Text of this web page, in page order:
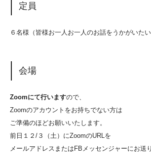
定員
６名様（皆様お一人お一人のお話をうかがいたい
会場
Zoomにて行いますので、
Zoomのアカウントをお持ちでない方は
ご準備のほどお願いいたします。
前日１２/３（土）にZoomのURLを
メールアドレスまたはFBメッセンジャーにお送